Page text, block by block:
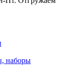
наборы